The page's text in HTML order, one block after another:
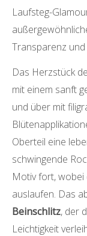
Laufsteg-
Transparenz
Das Herzstück
mit einem sanft
und über mit
Oberteil eine
schwingende
Motiv fort, wobei
auslaufen. Das
Beinschlitz, der
Leichtigkeit